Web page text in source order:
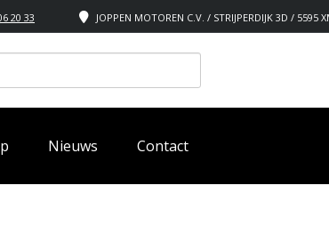
JOPPEN MOTOREN C.V. / STRIJPERDIJK 3D / 5595
20 33
Nieuws Contact